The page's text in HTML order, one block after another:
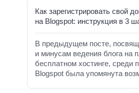
Как зарегистрировать свой
на Blogspot: инструкция в 3
В предыдущем посте,
и минусам ведения блога на
бесплатном хостинге, среди
Blogspot была упомянута